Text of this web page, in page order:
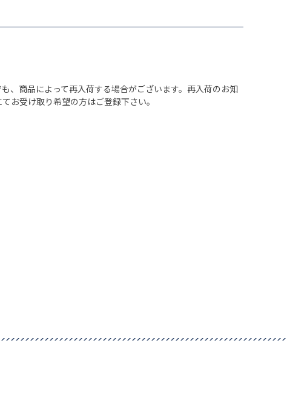
、商品によって再入荷する場合がございます。再入荷のお知
お受け取り希望の方はご登録下さい。